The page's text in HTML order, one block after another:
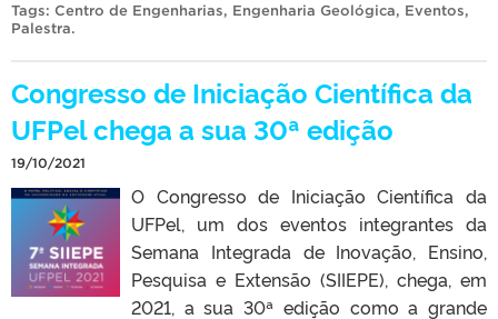
Tags: Centro de Engenharias, Engenharia Geológica, Eventos,
Palestra.
Congresso de Iniciação Científica da
UFPel chega a sua 30ª edição
19/10/2021
O Congresso de Iniciação Científica da
UFPel, um dos eventos integrantes da
Semana Integrada de Inovação, Ensino,
Pesquisa e Extensão (SIIEPE), chega, em
2021, a sua 30ª edição como a grande